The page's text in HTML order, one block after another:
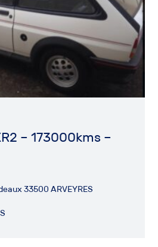
– 173000kms –
33500 ARVEYRES